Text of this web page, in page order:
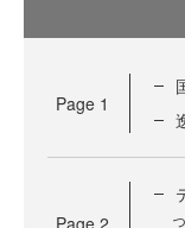
Page 1
Page 2